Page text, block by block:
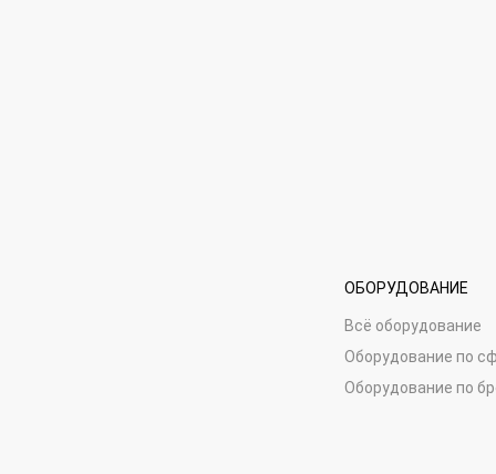
ОБОРУДОВАНИЕ
Всё оборудование
Оборудование по
Оборудование по